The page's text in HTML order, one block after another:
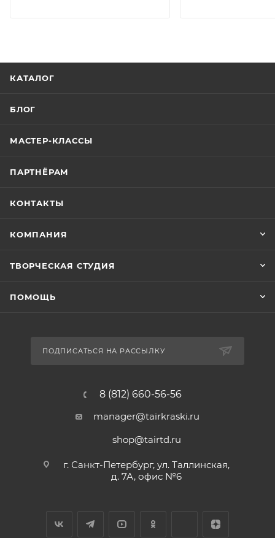
КАТАЛОГ
БЛОГ
МАСТЕР-КЛАССЫ
ПАРТНЁРАМ
КОНТАКТЫ
КОМПАНИЯ
ТВОРЧЕСКАЯ СТУДИЯ
ПОМОЩЬ
ПОДПИСАТЬСЯ НА РАССЫЛКУ
8 (812) 660-56-56
manager@tairkraski.ru
shop@tairtd.ru
г. Санкт-Петербург, ул. Таллинская,
д. 7А, офис №6